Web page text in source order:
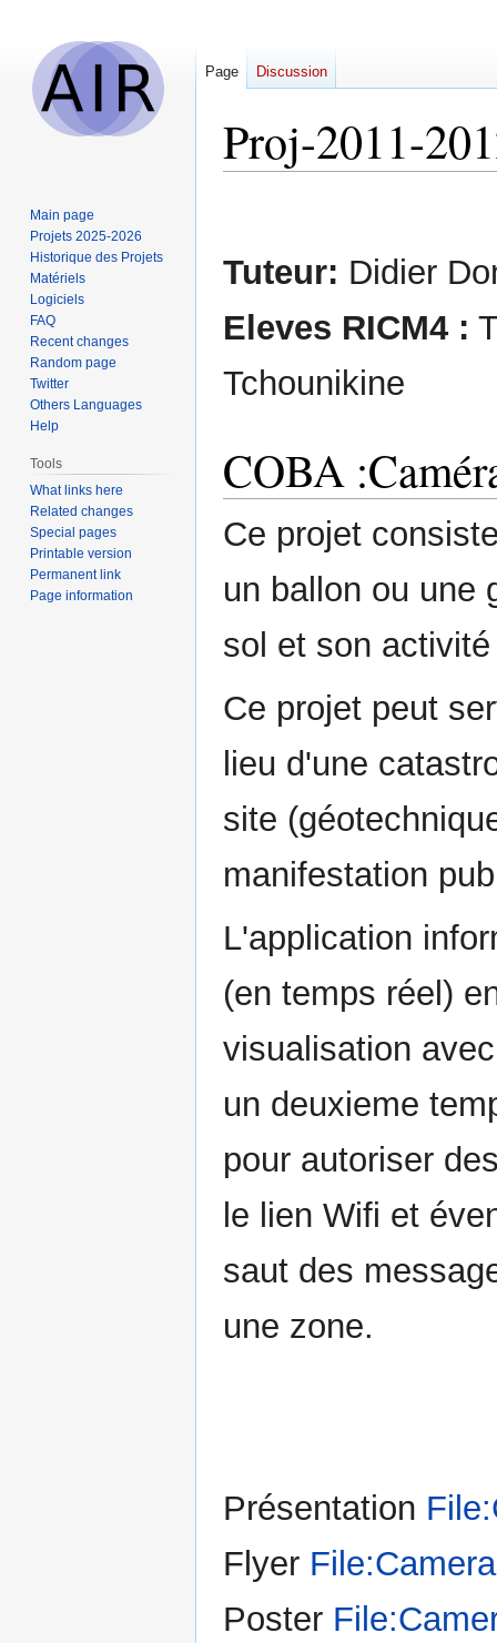
Proj-2011-
Tuteur: Didier
Eleves RICM4 :
Tchounikine
COBA
Ce projet
un ballon ou une
sol et son
Ce projet peut
lieu d'une
site
manifestation
L'application
(en temps réel)
visualisation
un deuxieme
pour autoriser
le lien Wifi et
saut des
une zone.
Présentation
Flyer
Poster
Page Discussion
Main page
Projets 2025-2026
Historique des Projets
Matériels
Logiciels
FAQ
Recent changes
Random page
Twitter
Others Languages
Help
Tools
What links here
Related changes
Special pages
Printable version
Permanent link
Page information